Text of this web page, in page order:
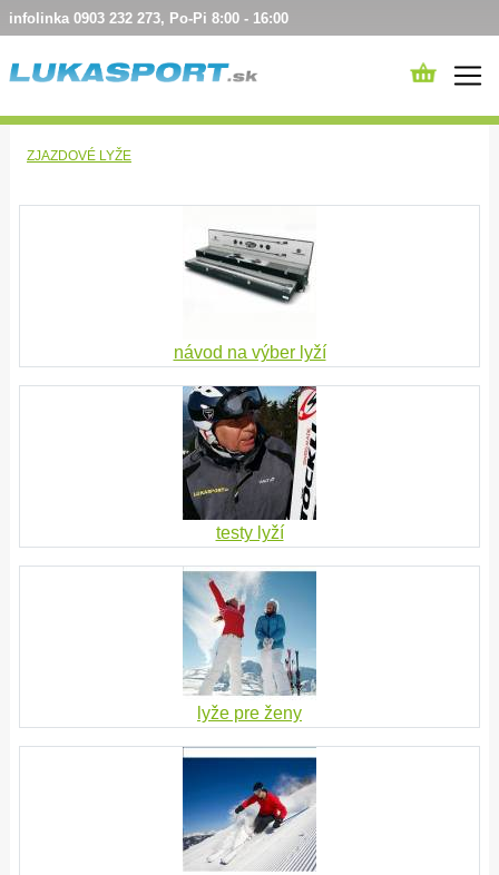
infolinka 0903 232 273, Po-Pi 8:00 - 16:00
ZJAZDOVÉ LYŽE
návod na výber lyží
testy lyží
lyže pre ženy